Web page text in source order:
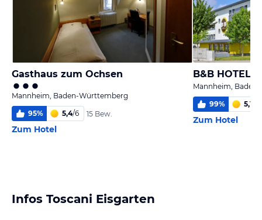
Gasthaus zum Ochsen
Mannheim, Baden-Württemberg
95% 5,4/6 15 Bew.
Zum Hotel
B&B HOTEL
Mannheim,
99% 5,1
Zum Hotel
Infos Toscani Eisgarten